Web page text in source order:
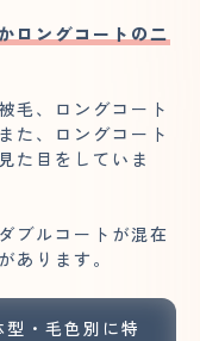
ロングコートの二
毛、ロングコート
た、ロングコート
た目をしていま
ブルコートが混在
あります。
・毛色別に特